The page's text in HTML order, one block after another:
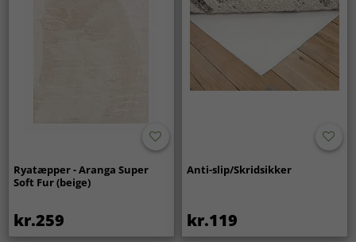
Ryatæpper - Aranga Super
Soft Fur (beige)
kr.259
Anti-slip/Skridsikker
kr.119